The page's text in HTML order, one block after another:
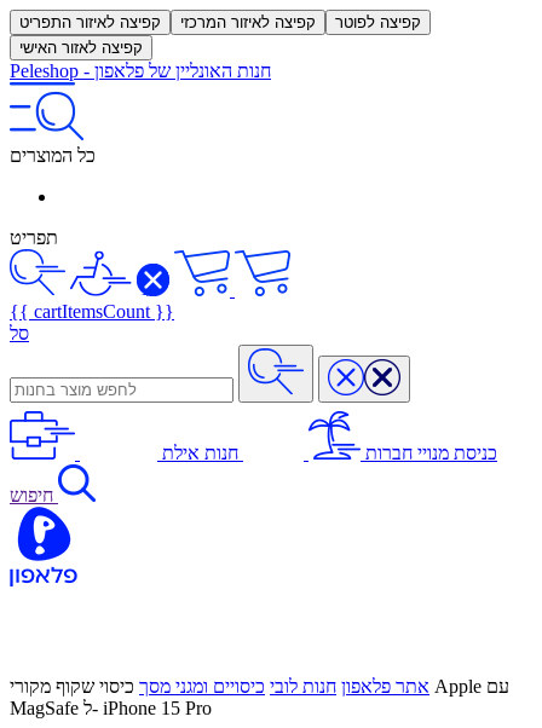
קפיצה לאיזור התפריט קפיצה לאיזור המרכזי
קפיצה לפוטר
קפיצה לאזור האישי
Peleshop - חנות האונליין של פלאפון
כל המוצרים
תפריט
{{ cartItemsCount }}
סל
כניסת מנויי חברות חנות אילת
חיפוש
אתר פלאפון חנות לובי כיסויים ומגני מסך כיסוי שקוף מקורי Apple עם
MagSafe ל- iPhone 15 Pro